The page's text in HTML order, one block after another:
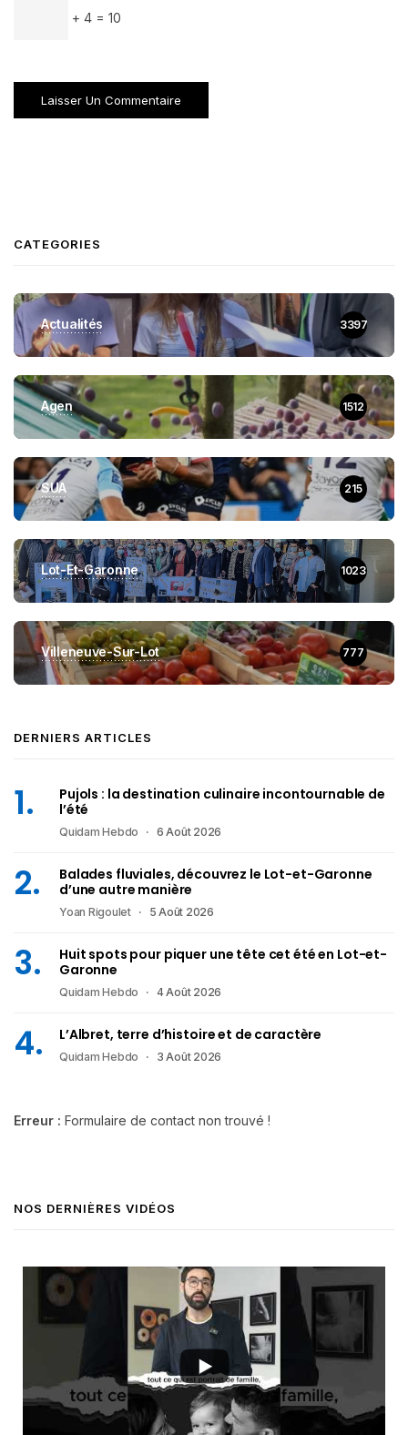
+ 4 = 10
CATEGORIES
Actualités 3397
Agen 1512
SUA 215
Lot-Et-Garonne 1023
Villeneuve-Sur-Lot 777
DERNIERS ARTICLES
Pujols : la destination culinaire incontournable de
l’été
Quidam Hebdo 6 Août 2026
Balades fluviales, découvrez le Lot-et-Garonne
d’une autre manière
Yoan Rigoulet 5 Août 2026
Huit spots pour piquer une tête cet été en Lot-et-
Garonne
Quidam Hebdo 4 Août 2026
L’Albret, terre d’histoire et de caractère
Quidam Hebdo 3 Août 2026
Erreur : Formulaire de contact non trouvé !
NOS DERNIÈRES VIDÉOS